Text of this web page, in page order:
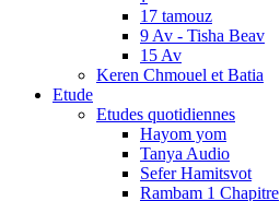
17 tamouz
9 Av - Tisha Beav
15 Av
Keren Chmouel et Batia
Etude
Etudes quotidiennes
Hayom yom
Tanya Audio
Sefer Hamitsvot
Rambam 1 Chapitre